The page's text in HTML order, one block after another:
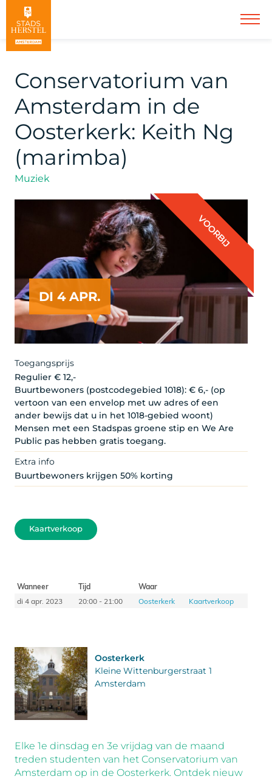
Conservatorium van
Amsterdam in de
Oosterkerk: Keith Ng
(marimba)
Muziek
DI 4 APR.
VOORBIJ
Toegangsprijs
Regulier € 12,-
Buurtbewoners (postcodegebied 1018): € 6,- (op
vertoon van een envelop met uw adres of een
ander bewijs dat u in het 1018-gebied woont)
Mensen met een Stadspas groene stip en We Are
Public pas hebben gratis toegang.
Extra info
Buurtbewoners krijgen 50% korting
Kaartverkoop
Wanneer Tijd
Waar
di 4 apr. 2023
20:00 - 21:00 Oosterkerk Kaartverkoop
Oosterkerk
Kleine Wittenburgerstraat 1
Amsterdam
Elke 1e dinsdag en 3e vrijdag van de maand
treden studenten van het Conservatorium van
Amsterdam op in de Oosterkerk. Ontdek nieuw